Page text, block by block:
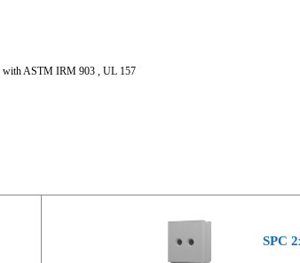
with ASTM IRM 903 , UL 157
SPC